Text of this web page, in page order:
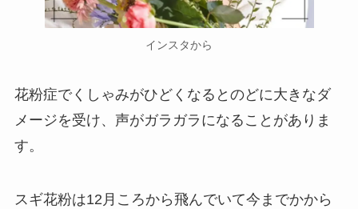
インスタから
花粉症でくしゃみがひどくなるとのどに大きなダ
メージを受け、声がガラガラになることがありま
す。
スギ花粉は12月ころから飛んでいて今までかから